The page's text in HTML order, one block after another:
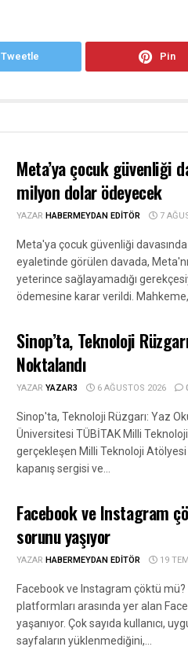
Tweetle Pin
Meta’ya çocuk güvenliği
milyon dolar ödeyecek
YAZAR HABERMEYDAN EDITÖR 7
Meta'ya çocuk güvenliği
eyaletinde görülen davada,
yeterince sağlayamadığı
ödemesine karar verildi.
Sinop’ta, Teknoloji
Noktalandı
YAZAR YAZAR3 6 AĞUSTOS 2026
Sinop'ta, Teknoloji Rüzgarı: Yaz
Üniversitesi TÜBİTAK Milli
gerçekleşen Milli Teknoloji
kapanış sergisi ve...
Facebook ve Instagram
sorunu yaşıyor
YAZAR HABERMEYDAN EDITÖR 19
Facebook ve Instagram çöktü
platformları arasında yer alan
yaşanıyor. Çok sayıda kullanıcı,
sayfaların yüklenmediğini,...